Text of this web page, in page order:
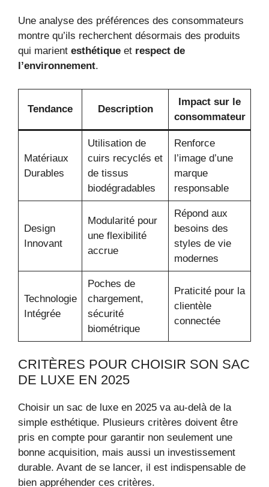
Une analyse des préférences des consommateurs
montre qu’ils recherchent désormais des produits
qui marient esthétique et respect de
l’environnement.
Tendance Description
Impact sur le
consommateur
Matériaux
Durables
Utilisation de
cuirs recyclés et
de tissus
biodégradables
Renforce
l’image d’une
marque
responsable
Design
Innovant
Modularité pour
une flexibilité
accrue
Répond aux
besoins des
styles de vie
modernes
Technologie
Intégrée
Poches de
chargement,
sécurité
biométrique
Praticité pour la
clientèle
connectée
CRITÈRES POUR CHOISIR SON SAC
DE LUXE EN 2025
Choisir un sac de luxe en 2025 va au-delà de la
simple esthétique. Plusieurs critères doivent être
pris en compte pour garantir non seulement une
bonne acquisition, mais aussi un investissement
durable. Avant de se lancer, il est indispensable de
bien appréhender ces critères.